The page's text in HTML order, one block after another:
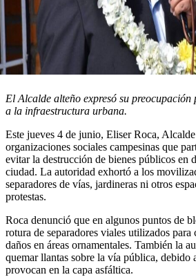
El Alcalde alteño expresó su preocupación
a la infraestructura urbana.
Este jueves 4 de junio, Eliser Roca,
organizaciones sociales campesinas que
evitar la destrucción de bienes públicos en
ciudad. La autoridad exhortó a los
separadores de vías, jardineras ni otros
protestas.
Roca denunció que en algunos puntos de
rotura de separadores viales utilizados para
daños en áreas ornamentales. También la
quemar llantas sobre la vía pública, debido
provocan en la capa asfáltica.